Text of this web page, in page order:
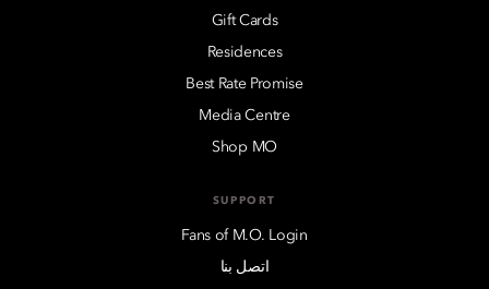
Gift Cards
Residences
Best Rate Promise
Media Centre
Shop MO
SUPPORT
Fans of M.O. Login
اتصل بنا